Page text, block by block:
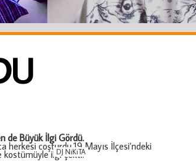
de Büyük İlgi Gördü.
coşturdu.19 Mayıs İlçesi’ndeki
kostümüyle ilgi çekti.
DJ NiKiTA